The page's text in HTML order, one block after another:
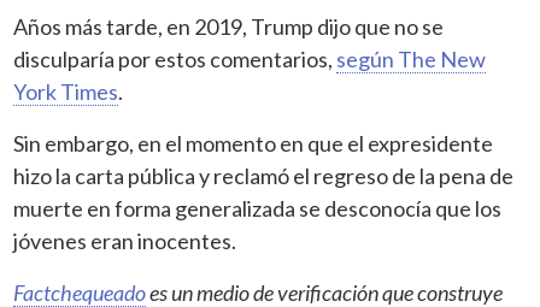
Años más tarde, en 2019, Trump dijo que no se
disculparía por estos comentarios, según The New
York Times.
Sin embargo, en el momento en que el expresidente
hizo la carta pública y reclamó el regreso de la pena de
muerte en forma generalizada se desconocía que los
jóvenes eran inocentes.
Factchequeadoes un medio de verificación que construye